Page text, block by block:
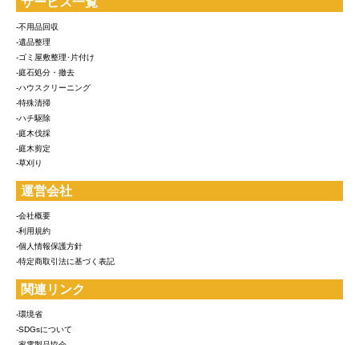
-不用品回収
-遺品整理
-ゴミ屋敷整理･片付け
-庭石処分・撤去
-ハウスクリーニング
-特殊清掃
-ハチ駆除
-庭木伐採
-庭木剪定
-草刈り
運営会社
-会社概要
-利用規約
-個人情報保護方針
-特定商取引法に基づく表記
関連リンク
-環境省
-SDGsについて